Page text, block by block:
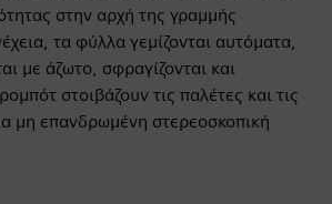
στην αρχή της γραμμής
τα φύλλα γεμίζονται αυτόματα,
με άζωτο, σφραγίζονται και
στοιβάζουν τις παλέτες και τις
μη επανδρωμένη στερεοσκοπική